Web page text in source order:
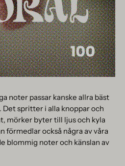
noter passar kanske allra bäst
Det spritter i alla knoppar och
mörker byter till ljus och kyla
förmedlar också några av våra
blommig noter och känslan av